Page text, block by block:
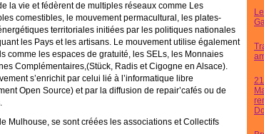
la vie et fédèrent de multiples réseaux comme Les
comestibles, le mouvement permacultural, les plates-
territoriales initiées par les politiques nationales
les Pays et les artisans. Le mouvement utilise également
comme les espaces de gratuité, les SELs, les Monnaies
Complémentaires,(Stück, Radis et Cigogne en Alsace).
s’enrichit par celui lié à l’informatique libre
Open Source) et par la diffusion de repair’cafés ou de
Mulhouse, se sont créées les associations et Collectifs